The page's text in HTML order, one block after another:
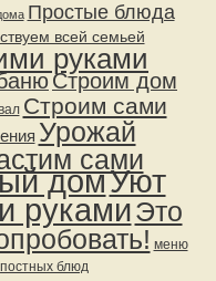
Простые блюда
всей семьей
руками
Строим дом
Строим сами
Урожай
сами
домУют
рукамиЭто
меню
постных блюд